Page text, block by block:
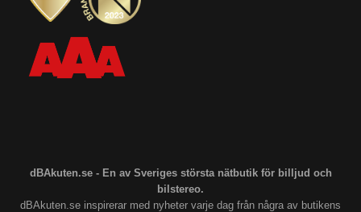
dBAkuten.se - En av Sveriges största nätbutik för billjud och
bilstereo.
dBAkuten.se inspirerar med nyheter varje dag från några av butikens